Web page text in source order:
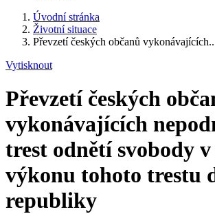
Úvodní stránka
Životní situace
Převzetí českých občanů
Vytisknout
Převzetí českých
vykonávajících
trest odnětí svobody
výkonu tohoto trestu
republiky